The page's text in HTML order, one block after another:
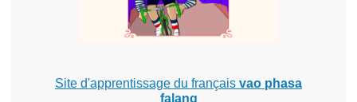
Site d'apprentissage du français vao phasa
falang